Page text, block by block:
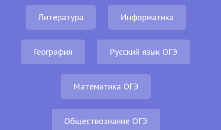
Литература Информатика
География Русский язык ОГЭ
Математика ОГЭ
Обществознание ОГЭ